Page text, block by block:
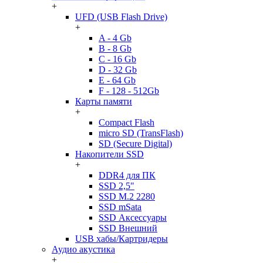
+
UFD (USB Flash Drive)
+
A - 4 Gb
B - 8 Gb
C - 16 Gb
D - 32 Gb
E - 64 Gb
F - 128 - 512Gb
Карты памяти
+
Compact Flash
micro SD (TransFlash)
SD (Secure Digital)
Накопители SSD
+
DDR4 для ПК
SSD 2,5"
SSD M.2 2280
SSD mSata
SSD Аксессуары
SSD Внешний
USB хабы/Картридеры
Аудио акустика
+